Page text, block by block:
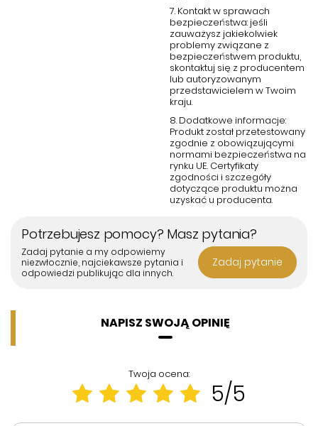
7. Kontakt w sprawach
bezpieczeństwa: jeśli
zauważysz jakiekolwiek
problemy związane z
bezpieczeństwem produktu,
skontaktuj się z producentem
lub autoryzowanym
przedstawicielem w Twoim
kraju.
8. Dodatkowe informacje:
Produkt został przetestowany
zgodnie z obowiązującymi
normami bezpieczeństwa na
rynku UE. Certyfikaty
zgodności i szczegóły
dotyczące produktu można
uzyskać u producenta.
Potrzebujesz pomocy? Masz pytania?
Zadaj pytanie a my odpowiemy
niezwłocznie, najciekawsze pytania i
odpowiedzi publikując dla innych.
Zadaj pytanie
NAPISZ SWOJĄ OPINIĘ
Twoja ocena:
5/5